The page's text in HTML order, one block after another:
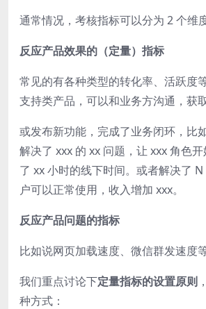
通常情况，考核指标可以分为 2 个维
反应产品效果的 （定量） 指标
常见的有各种类型的转化率、活跃度
支持类产品，可以和业务方沟通，获
或发布新功能，完成了业务闭环，比
解决了 xxx 的 xx 问题，让 xxx 角色
了 xx 小时的线下时间。 或者解决了
户可以正常使用，收入增加 xxx。
反应产品问题的指标
比如说网页加载速度、微信群发速度等
我们重点讨论下定量指标的设置原则
种方式：